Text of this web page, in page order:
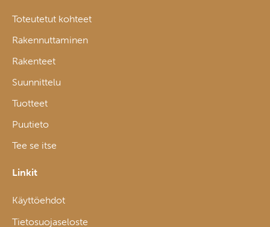
Toteutetut kohteet
Rakennuttaminen
Rakenteet
Suunnittelu
Tuotteet
Puutieto
Tee se itse
Linkit
Käyttöehdot
Tietosuojaseloste